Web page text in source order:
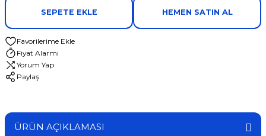
SEPETE EKLE HEMEN SATIN AL
Fiyat Alarmı
Yorum Yap
Paylaş
ÜRÜN AÇIKLAMASI